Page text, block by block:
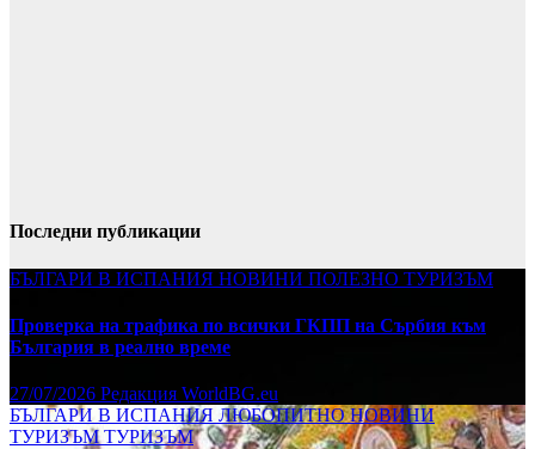
Последни публикации
БЪЛГАРИ В ИСПАНИЯ НОВИНИ ПОЛЕЗНО ТУРИЗЪМ
Проверка на трафика по всички ГКПП на Сърбия към
България в реално време
27/07/2026 Редакция WorldBG.eu
БЪЛГАРИ В ИСПАНИЯ ЛЮБОПИТНОНОВИНИ
ТУРИЗЪМТУРИЗЪМ